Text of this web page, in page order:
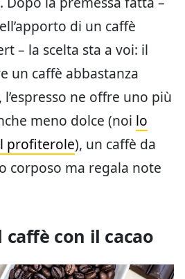
di un caffè
– la scelta sta a voi: il
un caffè abbastanza
ne offre uno più
meno dolce (noi lo
profiterole), un caffè da
corposo ma regala note
caffè con il cacao